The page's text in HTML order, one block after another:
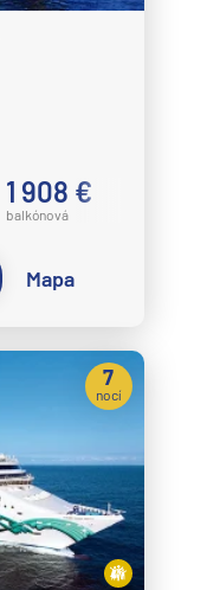
1 908 €
balkónová
Mapa
7
nocí